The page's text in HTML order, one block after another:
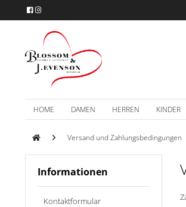
HOME DAMEN HERREN KINDER
Versand und Zahlungsbedingungen
Informationen
Kontaktformular